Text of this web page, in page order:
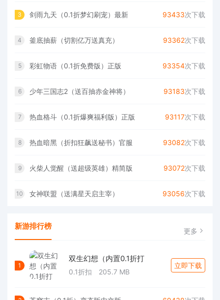
3 剑雨九天（0.1折梦幻刷宠）最新 93433次下载
4 釜底抽薪（切割亿万送真充） 93362次下载
5 彩虹物语（0.1折免费版）正版 93354次下载
6 少年三国志2（送百抽赤金神将） 93183次下载
7 热血格斗（0.1折爆爽福利版）正版 93117次下载
8 热血暗黑（折扣狂飙送秘书）官服 93082次下载
9 火柴人觉醒（送超级英雄）精简版 93072次下载
10 女神联盟（送满星天启主宰） 93056次下载
新游排行榜 更多
1
双生幻想（内置0.1折打
0.1折扣 205.7 MB
立即下载